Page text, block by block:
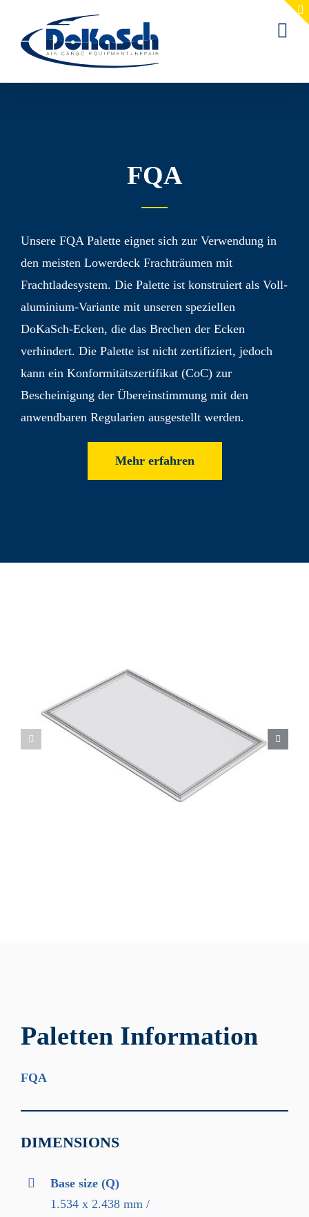
Inhalt
springen
FQA
Unsere FQA Palette eignet sich zur Verwendung in
den meisten Lowerdeck Fracht­räumen mit
Frachtlade­system. Die Palette ist konstruiert als Voll­
aluminium-Variante mit unseren speziellen
DoKaSch-Ecken, die das Brechen der Ecken
verhindert. Die Palette ist nicht zertifiziert, jedoch
kann ein Konformitäts­zertifikat (CoC) zur
Bescheinigung der Über­einstimmung mit den
anwend­baren Regularien ausgestellt werden.
Mehr erfahren
Paletten Information
FQA
DIMENSIONS
Base size (Q)
1.534 x 2.438 mm /